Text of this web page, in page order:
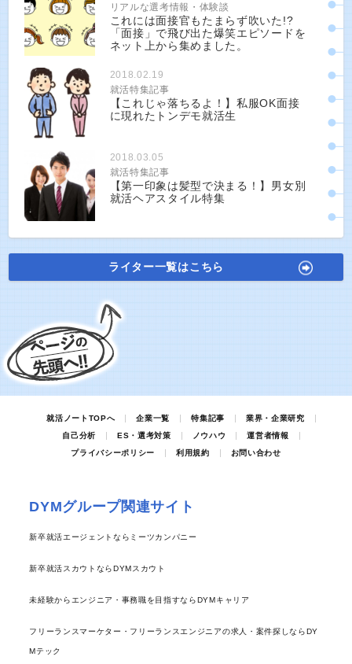
リアルな選考情報・体験談
これには面接官もたまらず吹いた!?
「面接」で飛び出た爆笑エピソードを
ネット上から集めました。
2018.02.19
就活特集記事
【これじゃ落ちるよ！】私服OK面接
に現れたトンデモ就活生
2018.03.05
就活特集記事
【第一印象は髪型で決まる！】男女別
就活ヘアスタイル特集
ライター一覧はこちら
就活ノートTOPへ 企業一覧 特集記事
業界・企業研究
自己分析
ES・選考対策 ノウハウ
運営者情報
プライバシーポリシー
利用規約 お問い合わせ
DYMグループ関連サイト
新卒就活エージェントならミーツカンパニー
新卒就活スカウトならDYMスカウト
未経験からエンジニア・事務職を目指すならDYMキャリア
フリーランスマーケター・フリーランスエンジニアの求人・案件探しならDY
Mテック